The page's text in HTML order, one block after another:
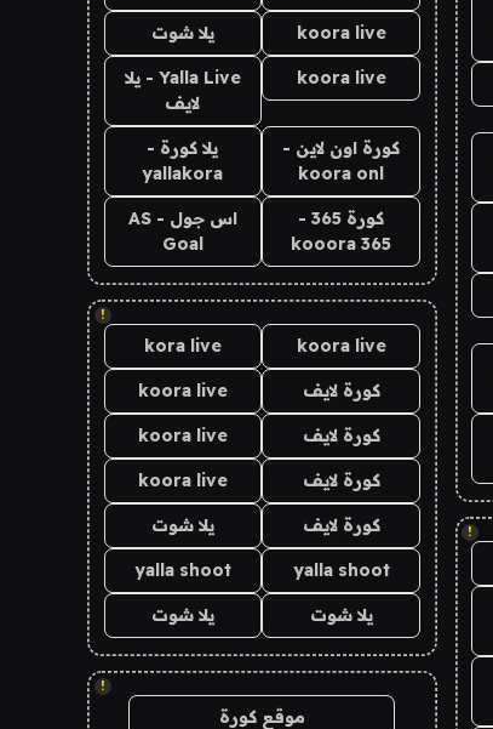
!
koora live يلا شوت
koora live
Yalla Live - يلا
لايف
كورة اون لاين -
koora onl
يلا كورة -
yallakora
كورة 365 -
kooora 365
اس جول - AS
Goal
!
koora live
kora live
كورة لايف koora live
كورة لايف koora live
كورة لايف koora live
كورة لايف يلا شوت
yalla shoot
yalla shoot
يلا شوت يلا شوت
!
موقع كورة